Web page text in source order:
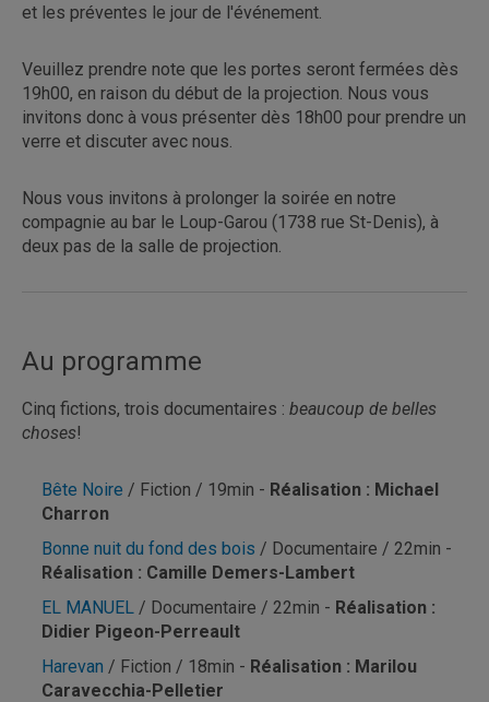
et les préventes le jour de l'événement.
Veuillez prendre note que les portes seront fermées dès
19h00, en raison du début de la projection. Nous vous
invitons donc à vous présenter dès 18h00 pour prendre un
verre et discuter avec nous.
Nous vous invitons à prolonger la soirée en notre
compagnie au bar le Loup-Garou (1738 rue St-Denis), à
deux pas de la salle de projection.
Au programme
Cinq fictions, trois documentaires : beaucoup de belles
choses!
Bête Noire / Fiction / 19min - Réalisation : Michael
Charron
Bonne nuit du fond des bois / Documentaire / 22min -
Réalisation : Camille Demers-Lambert
EL MANUEL / Documentaire / 22min - Réalisation :
Didier Pigeon-Perreault
Harevan / Fiction / 18min - Réalisation : Marilou
Caravecchia-Pelletier